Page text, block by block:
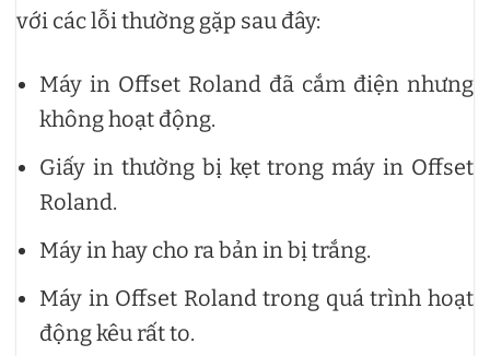
với các lỗi thường gặp sau đây:
Máy in Offset Roland đã cắm điện nhưng
không hoạt động.
Giấy in thường bị kẹt trong máy in Offset
Roland.
Máy in hay cho ra bản in bị trắng.
Máy in Offset Roland trong quá trình hoạt
động kêu rất to.